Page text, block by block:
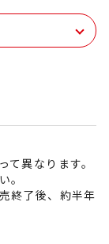
異なります。
。
終了後、約半年